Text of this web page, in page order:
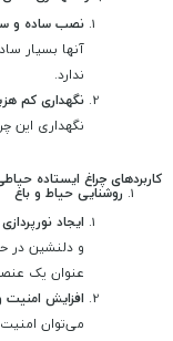
نصب ساده و
آنها بسیار
ندارد.
نگهداری کم
نگهداری این
کاربردهای چراغ ایستاده
روشنایی حیاط و باغ
ایجاد
و دلنشین در
عنوان یک عنصر
افزایش امنیت
می‌توان امنیت